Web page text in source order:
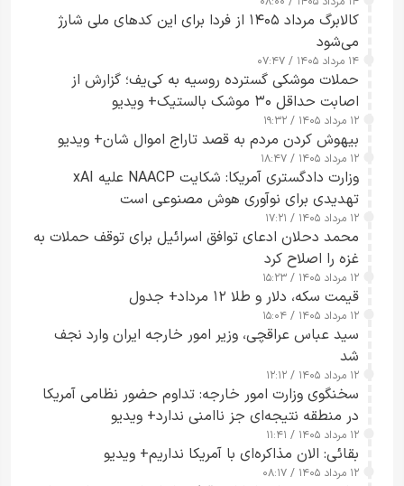
کالابرگ مرداد ۱۴۰۵ از فردا برای این کدهای ملی شارژ
می‌شود
۱۴ مرداد ۱۴۰۵ / ۰۷:۴۷
حملات موشکی گسترده روسیه به کی‌یف؛ گزارش از
اصابت حداقل ۳۰ موشک بالستیک+ ویدیو
۱۲ مرداد ۱۴۰۵ / ۱۹:۳۲
بیهوش کردن مردم به قصد تاراج اموال شان+ ویدیو
۱۲ مرداد ۱۴۰۵ / ۱۸:۴۷
وزارت دادگستری آمریکا: شکایت NAACP علیه xAI
تهدیدی برای نوآوری هوش مصنوعی است
۱۲ مرداد ۱۴۰۵ / ۱۷:۲۱
محمد دحلان ادعای توافق اسرائیل برای توقف حملات به
غزه را اصلاح کرد
۱۲ مرداد ۱۴۰۵ / ۱۵:۲۳
قیمت سکه، دلار و طلا ۱۲ مرداد+ جدول
۱۲ مرداد ۱۴۰۵ / ۱۵:۰۴
سید عباس عراقچی، وزیر امور خارجه ایران وارد نجف
شد
۱۲ مرداد ۱۴۰۵ / ۱۲:۱۲
سخنگوی وزارت امور خارجه: تداوم حضور نظامی آمریکا
در منطقه نتیجه‌ای جز ناامنی ندارد+ ویدیو
۱۲ مرداد ۱۴۰۵ / ۱۱:۴۱
بقائی: الان مذاکره‌ای با آمریکا نداریم+ ویدیو
۱۲ مرداد ۱۴۰۵ / ۰۸:۱۷